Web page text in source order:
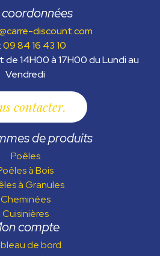
discount.com
09 84 16 43 10
de 14H00 à 17H00 du Lundi au
Vendredi
contacter
de produits
Poêles
à Bois
à Granules
Cheminées
Cuisinières
compte
de bord